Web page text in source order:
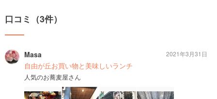
口コミ（3件）
Masa
自由が丘お買い物と美味しいランチ
人気のお蕎麦屋さん
2021年3月31日